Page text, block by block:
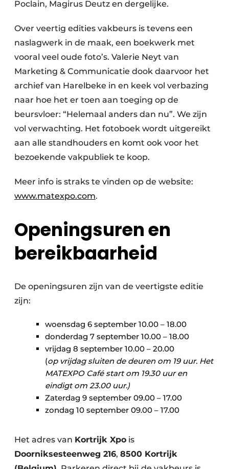
Poclain, Magirus Deutz en dergelijke.
Over veertig edities vakbeurs is tevens een
naslagwerk in de maak, een boekwerk met
vooral veel oude foto’s. Valerie Neyt van
Marketing & Communicatie dook daarvoor het
archief van Harelbeke in en keek vol verbazing
naar hoe het er toen aan toeging op de
beursvloer: “Helemaal anders dan nu”. We zijn
vol verwachting. Het fotoboek wordt uitgereikt
aan alle standhouders en komt ook voor het
bezoekende vakpubliek te koop.
Meer info is straks te vinden op de website:
www.matexpo.com.
Openingsuren en
bereikbaarheid
De openingsuren zijn van de veertigste editie
zijn:
woensdag 6 september 10.00 – 18.00
donderdag 7 september 10.00 – 18.00
vrijdag 8 september 10.00 – 20.00
(op vrijdag sluiten de deuren om 19 uur. Het
MATEXPO Café start om 19.30 uur en
eindigt om 23.00 uur.)
Zaterdag 9 september 09.00 – 17.00
zondag 10 september 09.00 – 17.00
Het adres van Kortrijk Xpo is
Doorniksesteenweg 216, 8500 Kortrijk